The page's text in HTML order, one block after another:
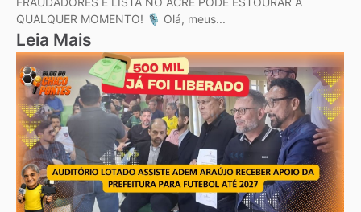
QUALQUER MOMENTO! 🎙️ Olá, meus...
Leia Mais